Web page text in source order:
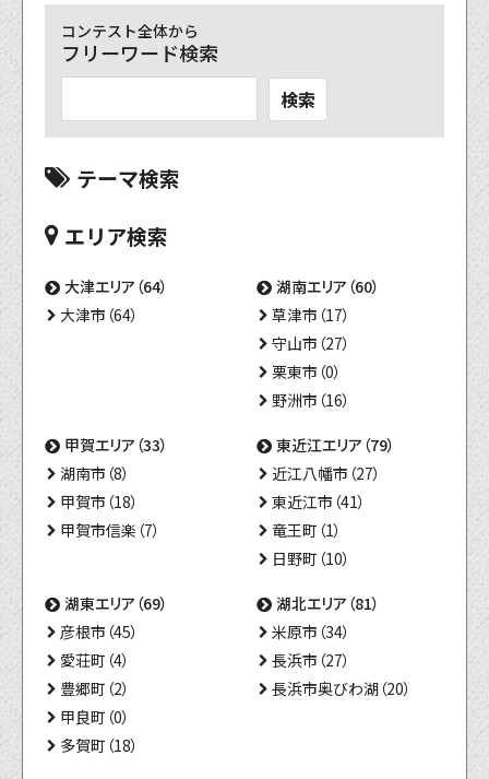
コンテスト全体から
フリーワード検索
検索
テーマ検索
エリア検索
大津エリア（64）
大津市（64）
湖南エリア（60）
草津市（17）
守山市（27）
栗東市（0）
野洲市（16）
甲賀エリア（33）
湖南市（8）
甲賀市（18）
甲賀市信楽（7）
東近江エリア（79）
近江八幡市（27）
東近江市（41）
竜王町（1）
日野町（10）
湖東エリア（69）
彦根市（45）
愛荘町（4）
豊郷町（2）
甲良町（0）
多賀町（18）
湖北エリア（81）
米原市（34）
長浜市（27）
長浜市奥びわ湖（20）